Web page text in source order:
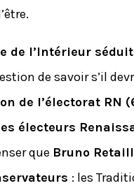
de l’Intérieur
de savoir s’il
de l’électorat RN
électeurs
que Bruno
: les